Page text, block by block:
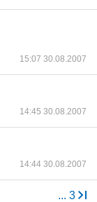
15:07 30.08.2007
14:45 30.08.2007
14:44 30.08.2007
... 3